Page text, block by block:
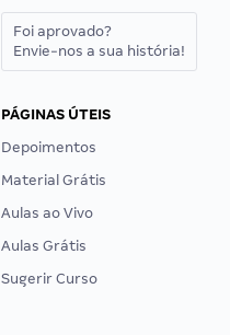
Foi aprovado?
Envie-nos a sua história!
PÁGINAS ÚTEIS
Depoimentos
Material Grátis
Aulas ao Vivo
Aulas Grátis
Sugerir Curso